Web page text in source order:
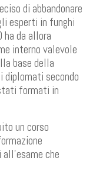
di abbandonare
esperti in funghi
ha da allora
interno valevole
base della
diplomati secondo
formati in
un corso
che